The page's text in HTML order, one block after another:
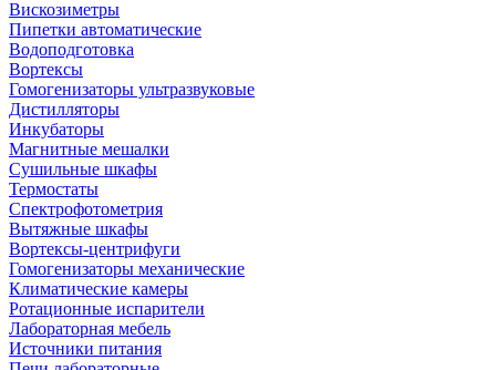
Вискозиметры
Пипетки автоматические
Водоподготовка
Вортексы
Гомогенизаторы ультразвуковые
Дистилляторы
Инкубаторы
Магнитные мешалки
Сушильные шкафы
Термостаты
Спектрофотометрия
Вытяжные шкафы
Вортексы-центрифуги
Гомогенизаторы механические
Климатические камеры
Ротационные испарители
Лабораторная мебель
Источники питания